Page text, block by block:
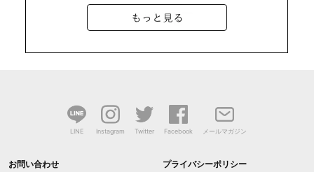
LINE Instagram Twitter Facebook メールマガジン
お問い合わせ プライバシーポリシー